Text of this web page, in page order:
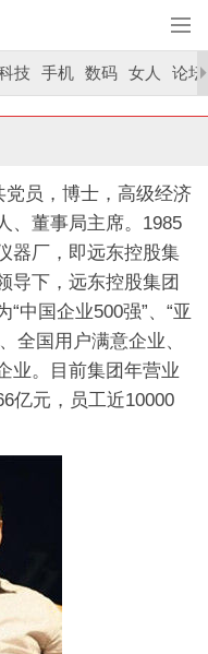
技 手机 数码 女人 论坛
党员，博士，高级经济
、董事局主席。1985
器厂，即远东控股集
导下，远东控股集团
中国企业500强”、“亚
全国用户满意企业、
业。目前集团年营业
亿元，员工近10000